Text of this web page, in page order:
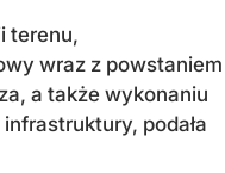
terenu,
wraz z powstaniem
a także wykonaniu
podała